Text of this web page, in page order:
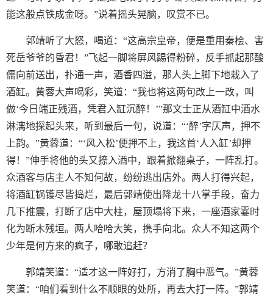
能这般点铁成金呀。”说着摇头晃脑，叹赏不已。
郭靖听了大怒，喝道：“这高宗皇帝，便是重用秦桧、害
死岳爷爷的昏君！”飞起一脚将屏风踢得粉碎，反手抓起那酸
儒向前送出，扑通一声，酒香四溢，那人头上脚下地栽入了
酒缸。黄蓉大声喝彩，笑道：“我也将这两句改上一改，叫
做‘今日端正残酒，凭君入缸沉醉！’”那文士正从酒缸中酒水
淋漓地探起头来，听到最后一句，说道：“‘醉’字仄声，押不
上韵。”黄蓉道：“‘风入松’便押不上，我这首‘人入缸’却押
得！”伸手将他的头又捺入酒中，跟着掀翻桌子，一阵乱打。
众酒客与店主人不知何故，纷纷逃出店外。两人打得兴起，
将酒缸锅镬尽皆捣烂，最后郭靖使出降龙十八掌手段，奋力
几下推震，打断了店中大柱，屋顶塌将下来，一座酒家霎时
化为断木残垣。两人哈哈大笑，携手向北。众人不知这两个
少年是何方来的疯子，哪敢追赶？
郭靖笑道：“适才这一阵好打，方消了胸中恶气。”黄蓉
笑道：“咱们看到什么不顺眼的处所，再去大打一阵。”郭靖